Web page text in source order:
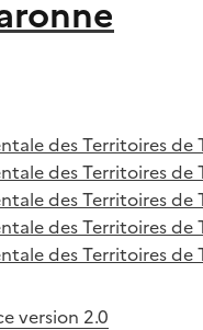
des Territoires de
des Territoires de
des Territoires de
des Territoires de
des Territoires de
version 2.0